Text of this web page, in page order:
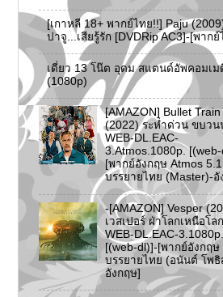
[เกาหลี 18+ พากย์ไทย!!] Paju
ปาจู...เสียรู้รัก [DVDRip AC3]-[พากย์
เดี่ยว 13 โน๊ต อุดม สแตนด์อัพคอมเม
(1080p)
[AMAZON] Bullet Train
(2022) ระห่ำด่วน ขบวน
WEB-DL.EAC-
3.Atmos.1080p.
[พากย์อังกฤษ Atmos 5.1
บรรยายไทย (Master)-อั
-[AMAZON] Vesper
เวสเปอร์ ฝ่าโลกเหนือโล
WEB-DL.EAC-3.1080p.
[(web-dl)]-[พากย์อังกฤษ
บรรยายไทย (อนันต์ โพธิ
อังกฤษ]